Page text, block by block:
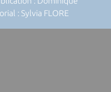
: Sylvia FLORE